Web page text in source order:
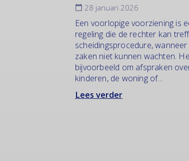
28 januari 2026
Een voorlopige voorziening is
regeling die de rechter kan
scheidingsprocedure,
zaken niet kunnen wachten.
bijvoorbeeld om afspraken
kinderen, de woning of...
Lees verder